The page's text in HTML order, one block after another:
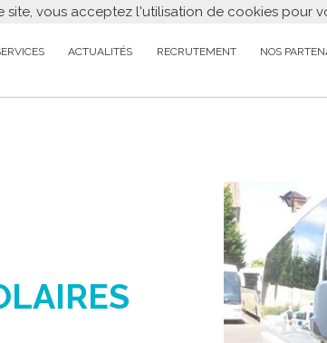
ACTUALITÉS RECRUTEMENT NOS
site, vous acceptez l'utilisation de cookies pour